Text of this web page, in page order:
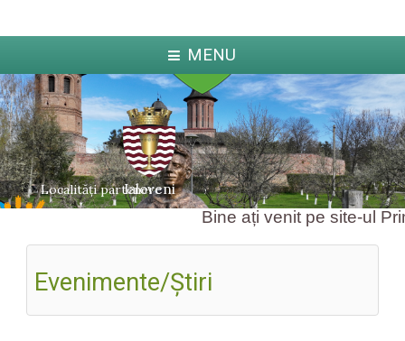
MENU
Localități partenere
Ialoveni
Bine ați venit pe site-ul
Evenimente/Ştiri